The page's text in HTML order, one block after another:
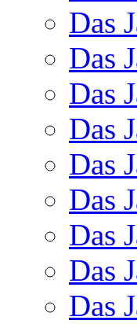
Das
Das
Das
Das
Das
Das
Das
Das
Das